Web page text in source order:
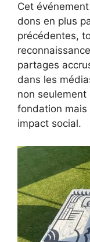
Cet
dons en plus
précédentes,
partages
dans les
non seulement
fondation mais
impact social.